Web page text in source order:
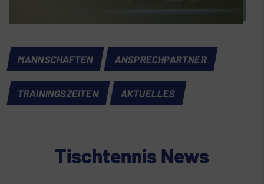
MANNSCHAFTEN ANSPRECHPARTNER
TRAININGSZEITEN AKTUELLES
Tischtennis News